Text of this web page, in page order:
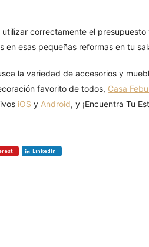
correctamente el
en esas pequeñas reformas en tu
la variedad de accesorios y
favorito de todos, Casa
iOS y Android, y ¡Encuentra Tu
LinkedIn